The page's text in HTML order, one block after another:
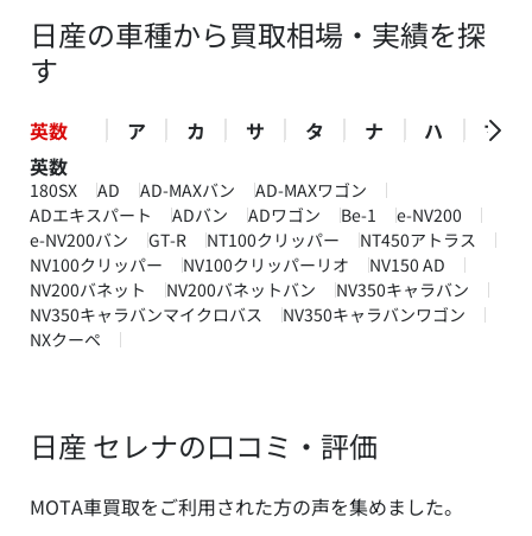
日産の車種から買取相場・実績を探
す
英数 ア カ サ タ ナ ハ
マ
英数
180SX AD AD-MAXバン
AD-MAXワゴン
ADエキスパート
ADバン ADワゴン Be-1
e-NV200
e-NV200バン
GT-R NT100クリッパー
NT450アトラス
NV100クリッパー
NV100クリッパーリオ
NV150 AD
NV200バネット
NV200バネットバン
NV350キャラバン
NV350キャラバンマイクロバス
NV350キャラバンワゴン
NXクーペ
日産 セレナの口コミ・評価
MOTA車買取をご利用された方の声を集めました。